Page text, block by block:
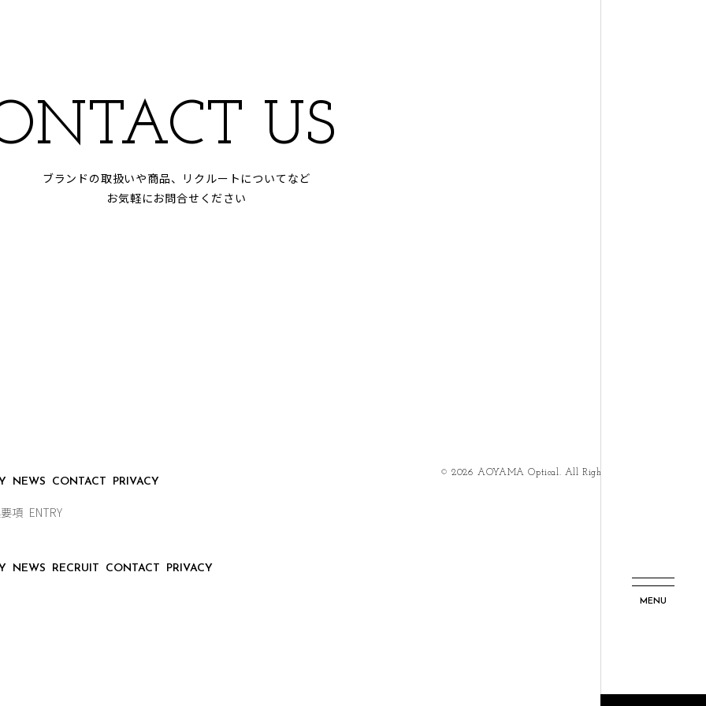
MENU
US
ブランドの取扱いや商品、リクルートについてなど
お気軽にお問合せください
NEWS CONTACT PRIVACY
項 ENTRY
NEWS RECRUIT CONTACT PRIVACY
©2026 AOYAMA Optical. All Rights Reserved.